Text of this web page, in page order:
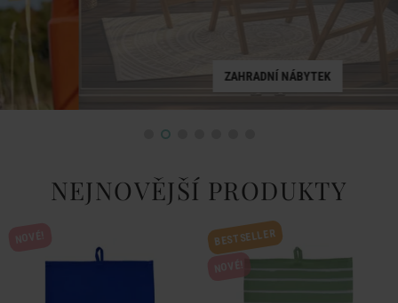
ZAHRADNÍ NÁBYTEK
NEJNOVĚJŠÍ PRODUKTY
BESTSELLER